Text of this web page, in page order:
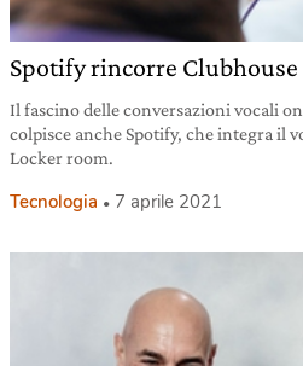
Spotify rincorre
Il fascino delle conversazioni vocali
colpisce anche Spotify, che integra il
Locker room.
Tecnologia 7 aprile 2021